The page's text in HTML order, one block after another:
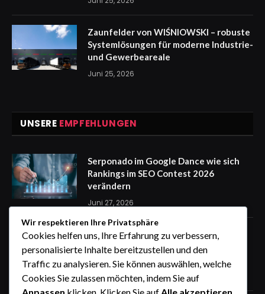
Zaunfelder von WIŚNIOWSKI – robuste
Systemlösungen für moderne Industrie-
und Gewerbeareale
Juni 25, 2026
UNSERE EMPFEHLUNGEN
Serponado im Google Dance wie sich
Rankings im SEO Contest 2026
verändern
Juni 27, 2026
Zaunfelder von WIŚNIOWSKI –
professionelle Lösungen für sichere
Unternehmensgelände
Juni 25, 2026
Wir respektieren Ihre Privatsphäre
Cookies helfen uns, Ihre Erfahrung zu verbessern,
personalisierte Inhalte bereitzustellen und den
Traffic zu analysieren. Sie können auswählen, welche
Cookies Sie zulassen möchten, indem Sie auf